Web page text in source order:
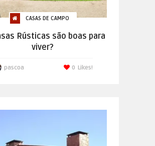
CASAS DE CAMPO
Rústicas são boas para
viver?
pascoa Likes!
0